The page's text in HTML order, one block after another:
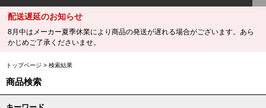
配送遅延のお知らせ
8月中はメーカー夏季休業により商品の発送が遅れる場合がございます。あら
かじめご了承くださいませ。
トップページ > 検索結果
商品検索